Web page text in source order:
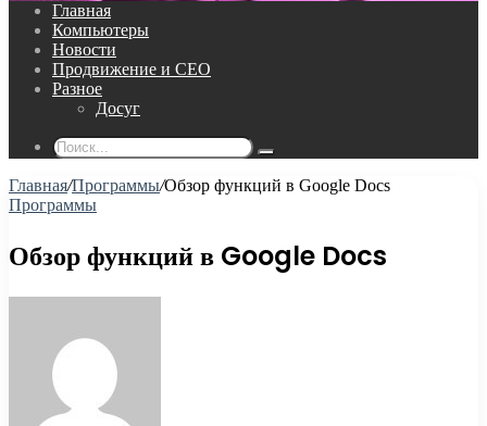
Главная
Компьютеры
Новости
Продвижение и СЕО
Разное
Досуг
Поиск...
Главная/Программы/Обзор функций в Google Docs
Программы
Обзор функций в Google Docs